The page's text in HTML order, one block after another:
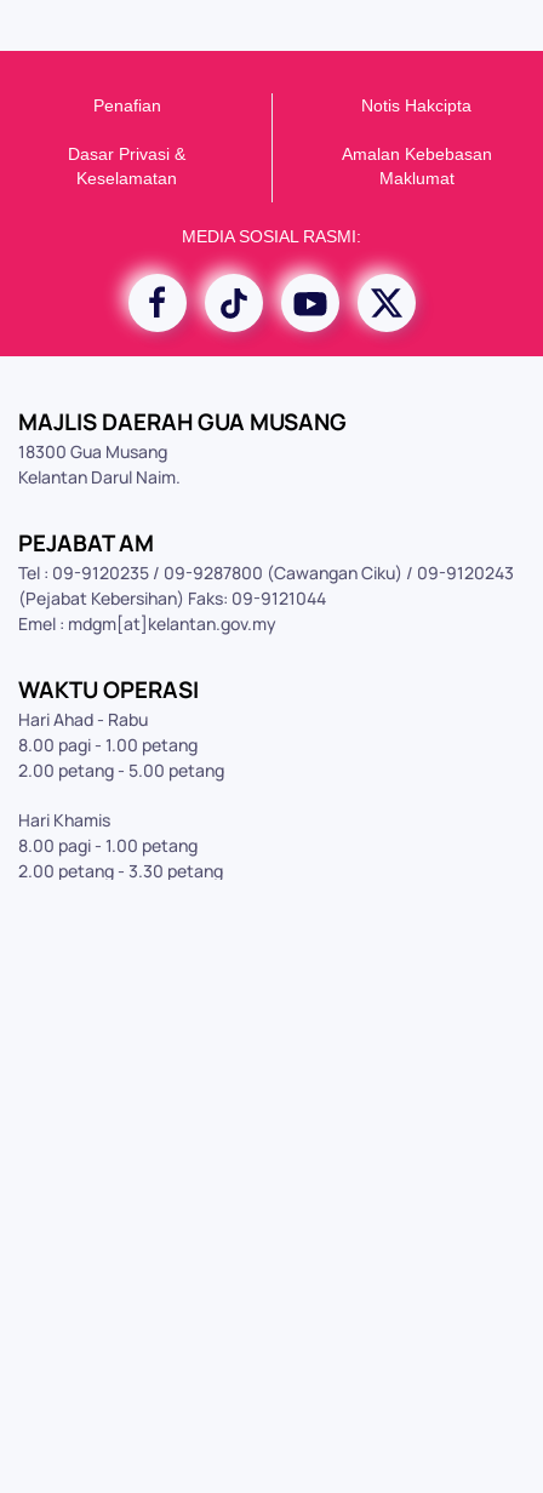
Penafian
Dasar Privasi &
Keselamatan
Notis Hakcipta
Amalan Kebebasan
Maklumat
MEDIA SOSIAL RASMI:
MAJLIS DAERAH GUA MUSANG
18300 Gua Musang
Kelantan Darul Naim.
PEJABAT AM
Tel : 09-9120235 / 09-9287800 (Cawangan Ciku) / 09-9120243
(Pejabat Kebersihan) Faks: 09-9121044
Emel : mdgm[at]kelantan.gov.my
WAKTU OPERASI
Hari Ahad - Rabu
8.00 pagi - 1.00 petang
2.00 petang - 5.00 petang
Hari Khamis
8.00 pagi - 1.00 petang
2.00 petang - 3.30 petang